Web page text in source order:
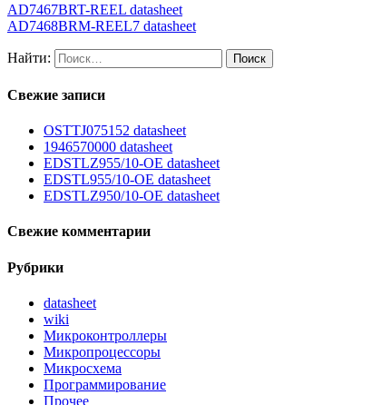
AD7467BRT-REEL datasheet
AD7468BRM-REEL7 datasheet
Найти:
Свежие записи
OSTTJ075152 datasheet
1946570000 datasheet
EDSTLZ955/10-OE datasheet
EDSTL955/10-OE datasheet
EDSTLZ950/10-OE datasheet
Свежие комментарии
Рубрики
datasheet
wiki
Микроконтроллеры
Микропроцессоры
Микросхема
Программирование
Прочее